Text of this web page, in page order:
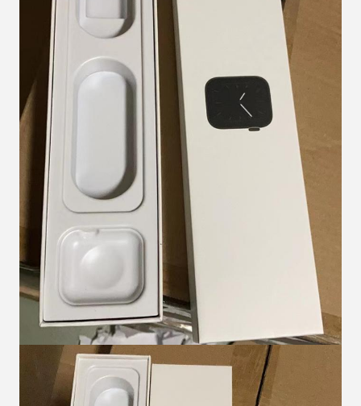
Tinggalkan pesan
Kami akan segera menghubungi
Anda kembali!